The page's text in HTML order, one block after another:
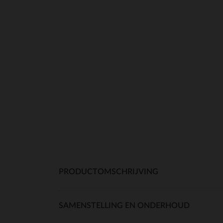
PRODUCTOMSCHRIJVING
SAMENSTELLING EN ONDERHOUD